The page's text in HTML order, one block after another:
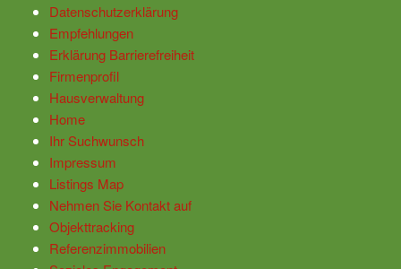
Datenschutzerklärung
Empfehlungen
Erklärung Barrierefreiheit
Firmenprofil
Hausverwaltung
Home
Ihr Suchwunsch
Impressum
Listings Map
Nehmen Sie Kontakt auf
Objekttracking
Referenzimmobilien